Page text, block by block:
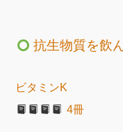
抗生物質を飲
ビタミンK
4冊